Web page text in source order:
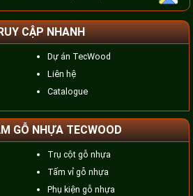
CẬP NHANH
Dự án TecWood
Liên hệ
Catalogue
GỖ NHỰA TECWOOD
Trụ cột gỗ nhựa
Tấm vỉ gỗ nhựa
Phụ kiện gỗ nhựa